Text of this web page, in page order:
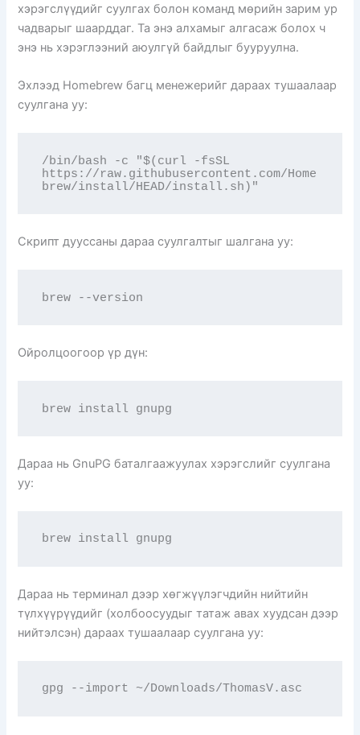
хэрэгслүүдийг суулгах болон команд мөрийн зарим ур
чадварыг шаарддаг. Та энэ алхамыг алгасаж болох ч
энэ нь хэрэглээний аюулгүй байдлыг бууруулна.
Эхлээд Homebrew багц менежерийг дараах тушаалаар
суулгана уу:
/bin/bash -c "$(curl -fsSL
https://raw.githubusercontent.com/Home
brew/install/HEAD/install.sh)"
Скрипт дууссаны дараа суулгалтыг шалгана уу:
brew --version
Ойролцоогоор үр дүн:
brew install gnupg
Дараа нь GnuPG баталгаажуулах хэрэгслийг суулгана
уу:
brew install gnupg
Дараа нь терминал дээр хөгжүүлэгчдийн нийтийн
түлхүүрүүдийг (холбоосуудыг татаж авах хуудсан дээр
нийтэлсэн) дараах тушаалаар суулгана уу:
gpg --import ~/Downloads/ThomasV.asc